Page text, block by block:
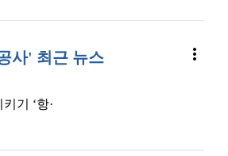
사' 최근 뉴스 more_vert
기 ‘항·